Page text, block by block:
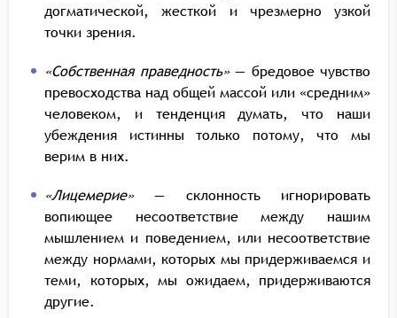
догматической, жесткой и чрезмерно узкой
точки зрения.
«Собственная праведность»— бредовое чувство
превосходства над общей массой или «средним»
человеком, и тенденция думать, что наши
убеждения истинны только потому, что мы
верим в них.
«Лицемерие»— склонность игнорировать
вопиющее несоответствие между нашим
мышлением и поведением, или несоответствие
между нормами, которых мы придерживаемся и
теми, которых, мы ожидаем, придерживаются
другие.